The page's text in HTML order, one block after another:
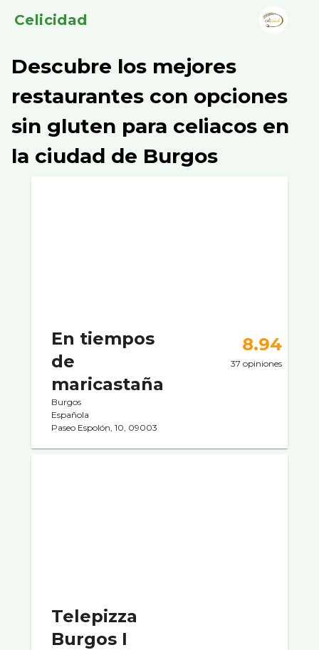
Celicidad
Descubre los mejores
restaurantes con opciones
sin gluten para celiacos en
la ciudad de Burgos
En tiempos
de
maricastaña
Burgos
Española
Paseo Espolón, 10, 09003
8.94
37 opiniones
Telepizza
Burgos I